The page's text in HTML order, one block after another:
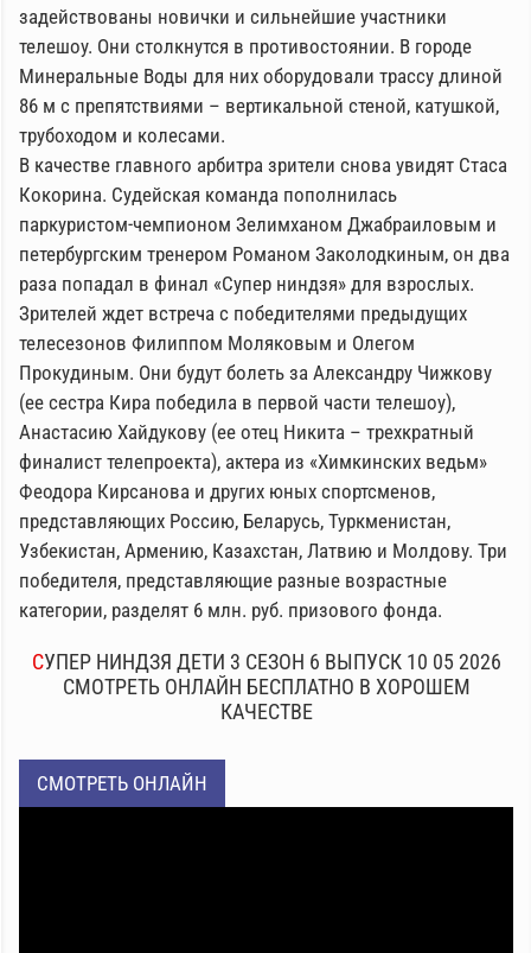
задействованы новички и сильнейшие участники
телешоу. Они столкнутся в противостоянии. В городе
Минеральные Воды для них оборудовали трассу длиной
86 м с препятствиями – вертикальной стеной, катушкой,
трубоходом и колесами.
В качестве главного арбитра зрители снова увидят Стаса
Кокорина. Судейская команда пополнилась
паркуристом-чемпионом Зелимханом Джабраиловым и
петербургским тренером Романом Заколодкиным, он два
раза попадал в финал «Супер ниндзя» для взрослых.
Зрителей ждет встреча с победителями предыдущих
телесезонов Филиппом Моляковым и Олегом
Прокудиным. Они будут болеть за Александру Чижкову
(ее сестра Кира победила в первой части телешоу),
Анастасию Хайдукову (ее отец Никита – трехкратный
финалист телепроекта), актера из «Химкинских ведьм»
Феодора Кирсанова и других юных спортсменов,
представляющих Россию, Беларусь, Туркменистан,
Узбекистан, Армению, Казахстан, Латвию и Молдову. Три
победителя, представляющие разные возрастные
категории, разделят 6 млн. руб. призового фонда.
СУПЕР НИНДЗЯ ДЕТИ 3 СЕЗОН 6 ВЫПУСК 10 05 2026
СМОТРЕТЬ ОНЛАЙН БЕСПЛАТНО В ХОРОШЕМ
КАЧЕСТВЕ
СМОТРЕТЬ ОНЛАЙН